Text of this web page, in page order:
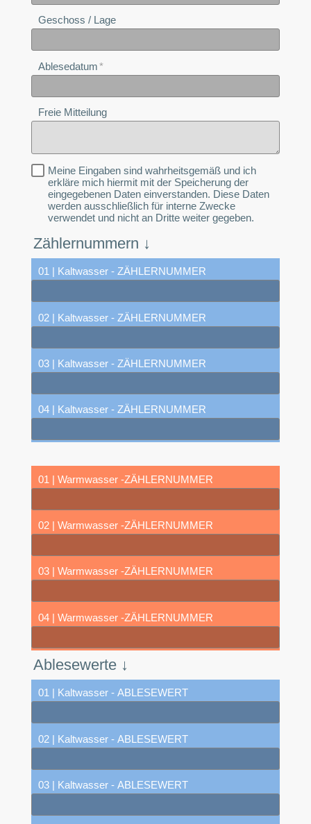
Geschoss / Lage
Ablesedatum
Freie Mitteilung
Meine Eingaben sind wahrheitsgemäß und ich
erkläre mich hiermit mit der Speicherung der
eingegebenen Daten einverstanden. Diese Daten
werden ausschließlich für interne Zwecke
verwendet und nicht an Dritte weiter gegeben.
Zählernummern ↓
01 | Kaltwasser - ZÄHLERNUMMER
02 | Kaltwasser - ZÄHLERNUMMER
03 | Kaltwasser - ZÄHLERNUMMER
04 | Kaltwasser - ZÄHLERNUMMER
01 | Warmwasser -ZÄHLERNUMMER
02 | Warmwasser -ZÄHLERNUMMER
03 | Warmwasser -ZÄHLERNUMMER
04 | Warmwasser -ZÄHLERNUMMER
Ablesewerte ↓
01 | Kaltwasser - ABLESEWERT
02 | Kaltwasser - ABLESEWERT
03 | Kaltwasser - ABLESEWERT